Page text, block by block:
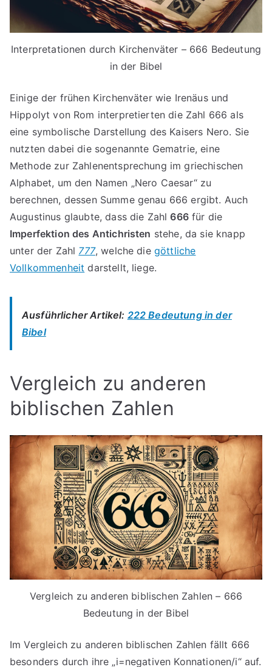
Interpretationen durch Kirchenväter – 666 Bedeutung
in der Bibel
Einige der frühen Kirchenväter wie Irenäus und
Hippolyt von Rom interpretierten die Zahl 666 als
eine symbolische Darstellung des Kaisers Nero. Sie
nutzten dabei die sogenannte Gematrie, eine
Methode zur Zahlenentsprechung im griechischen
Alphabet, um den Namen „Nero Caesar“ zu
berechnen, dessen Summe genau 666 ergibt. Auch
Augustinus glaubte, dass die Zahl666für die
Imperfektion des Antichristen stehe, da sie knapp
unter der Zahl 777, welche die göttliche
Vollkommenheit darstellt, liege.
Ausführlicher Artikel: 222 Bedeutung in der
Bibel
Vergleich zu anderen
biblischen Zahlen
Vergleich zu anderen biblischen Zahlen – 666
Bedeutung in der Bibel
Im Vergleich zu anderen biblischen Zahlen fällt 666
besonders durch ihre „i=negativen Konnationen/i“ auf.